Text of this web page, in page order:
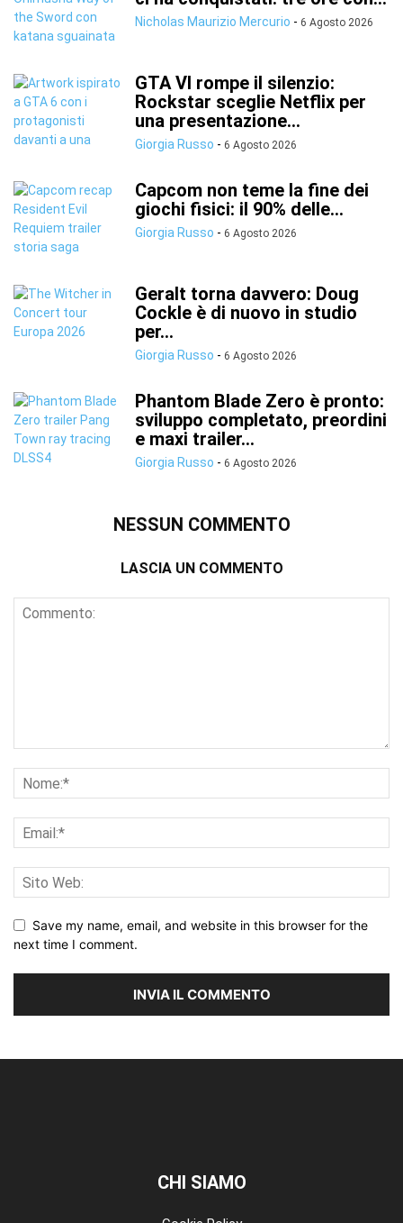
Nicholas Maurizio Mercurio - 6 Agosto 2026
GTA VI rompe il silenzio:
Rockstar sceglie Netflix per
una presentazione...
Giorgia Russo - 6 Agosto 2026
Capcom non teme la fine dei
giochi fisici: il 90% delle...
Giorgia Russo - 6 Agosto 2026
Geralt torna davvero: Doug
Cockle è di nuovo in studio
per...
Giorgia Russo - 6 Agosto 2026
Phantom Blade Zero è pronto:
sviluppo completato, preordini
e maxi trailer...
Giorgia Russo - 6 Agosto 2026
NESSUN COMMENTO
LASCIA UN COMMENTO
Save my name, email, and website in this browser for the
next time I comment.
CHI SIAMO